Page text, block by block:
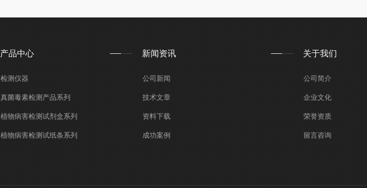
产品中心
检测仪器
真菌毒素检测产品系列
植物病害检测试剂盒系列
植物病害检测试纸条系列
新闻资讯
公司新闻
技术文章
资料下载
成功案例
关于我们
公司简介
企业文化
荣誉资质
留言咨询